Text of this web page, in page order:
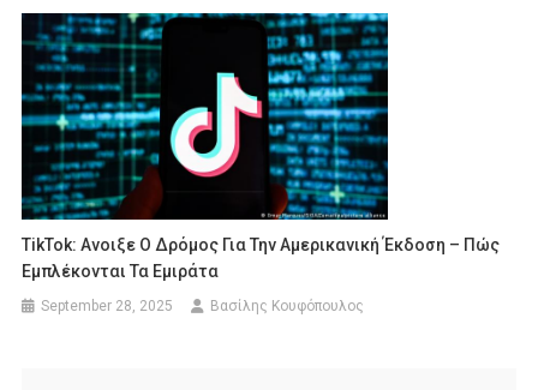
TikTok: Ανοιξε Ο Δρόμος Για Την Αμερικανική Έκδοση – Πώς
Εμπλέκονται Τα Εμιράτα
September 28, 2025 Βασίλης Κουφόπουλος